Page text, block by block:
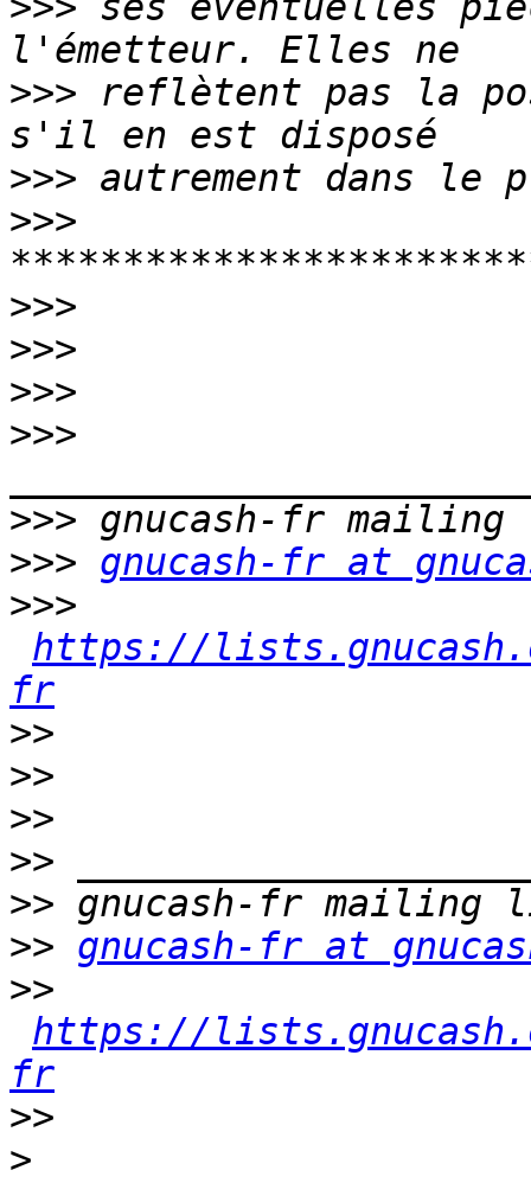
>>> reflètent pas la
>>>
>>>
>>>
>>>
>>>
>>>
>>>
>>> gnucash-fr at
>>>
https://
fr
>>
>>
>>
>>
>>
>> gnucash-fr at
>>
https://
fr
>>
>